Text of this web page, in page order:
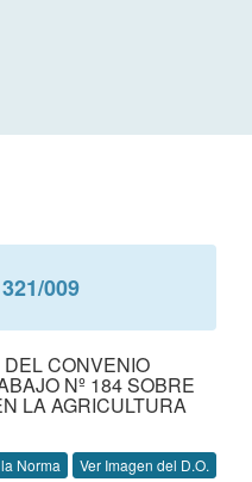
009
CONVENIO
Nº 184 SOBRE
LA AGRICULTURA
Norma Ver Imagen del D.O.